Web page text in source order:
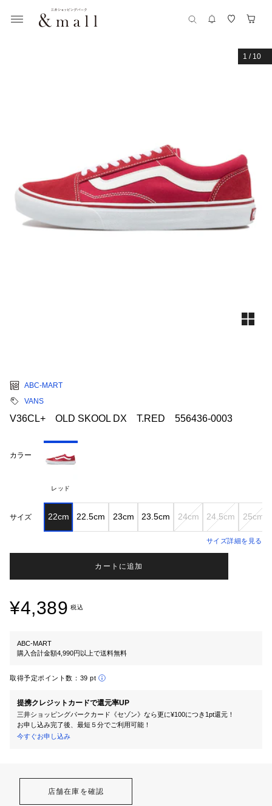
1 / 10
ABC-MART
VANS
V36CL+ OLD SKOOL DX T.RED 556436-0003
カラー
レッド
サイズ 22cm 22.5cm 23cm 23.5cm 24cm 24.5cm 25cm
サイズ詳細を見る
カートに追加
¥4,389 税込
ABC-MART
購入合計金額4,990円以上で送料無料
取得予定ポイント数： 39 pt
提携クレジットカードで還元率UP
三井ショッピングパークカード《セゾン》なら更に¥100につき1pt還元！
お申し込み完了後、最短５分でご利用可能！
今すぐお申し込み
店舗在庫を確認